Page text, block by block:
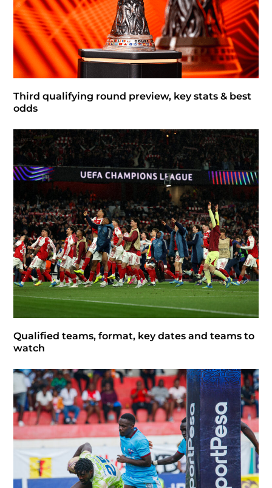
Third qualifying round preview, key stats & best
odds
Qualified teams, format, key dates and teams to
watch